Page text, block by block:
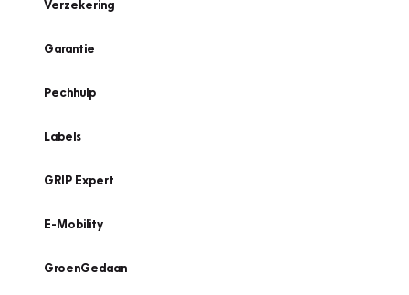
Verzekering
Garantie
Pechhulp
Labels
GRIP Expert
E-Mobility
GroenGedaan